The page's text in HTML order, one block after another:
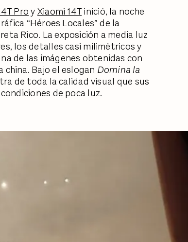
Pro y Xiaomi 14T inició, la noche
“Héroes Locales” de la
Rico. La exposición a media luz
los detalles casi milimétricos y
de las imágenes obtenidas con
Bajo el eslogan Domina la
de toda la calidad visual que sus
de poca luz.